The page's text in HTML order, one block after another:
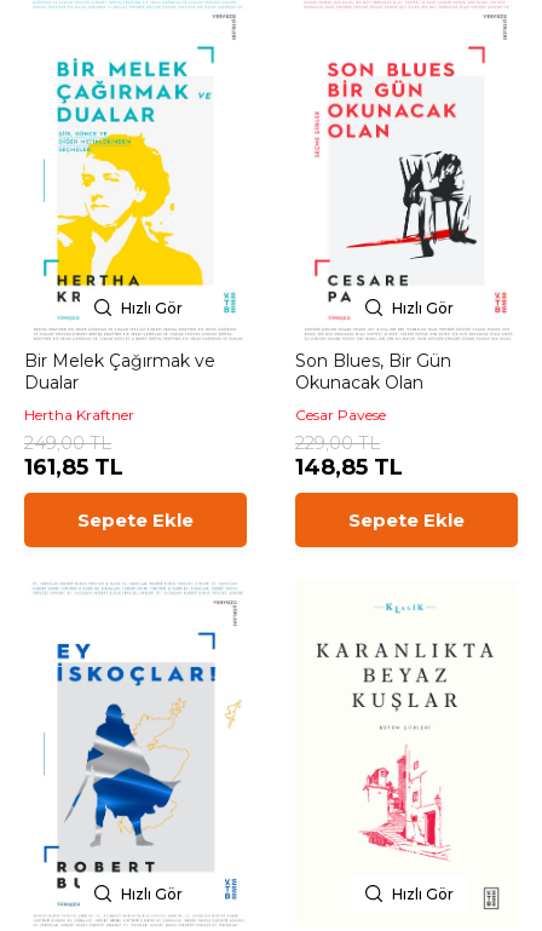
Hızlı Gör
Bir Melek Çağırmak ve
Dualar
Hertha Kraftner
249,00 TL
161,85 TL
Sepete Ekle
Hızlı Gör
Son Blues, Bir Gün
Okunacak Olan
Cesar Pavese
229,00 TL
148,85 TL
Sepete Ekle
Hızlı Gör Hızlı Gör